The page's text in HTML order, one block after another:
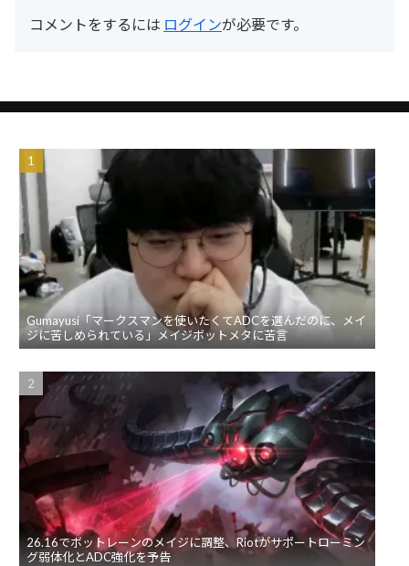
コメントをするには ログインが必要です。
Gumayusi「マークスマンを使いたくてADCを選んだのに、メイ
ジに苦しめられている」メイジボットメタに苦言
26.16でボットレーンのメイジに調整、Riotがサポートローミン
グ弱体化とADC強化を予告